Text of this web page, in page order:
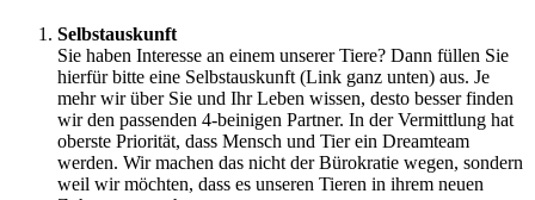
Selbstauskunft
Sie haben Interesse an einem unserer Tiere? Dann füllen Sie
hierfür bitte eine Selbstauskunft (Link ganz unten) aus. Je
mehr wir über Sie und Ihr Leben wissen, desto besser finden
wir den passenden 4-beinigen Partner. In der Vermittlung hat
oberste Priorität, dass Mensch und Tier ein Dreamteam
werden. Wir machen das nicht der Bürokratie wegen, sondern
weil wir möchten, dass es unseren Tieren in ihrem neuen